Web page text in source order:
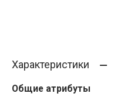
Характеристики
Общие атрибуты